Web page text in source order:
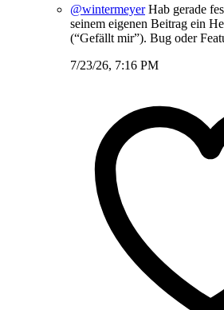
@wintermeyerHab gerade
seinem eigenen Beitrag ein
(“Gefällt mir”). Bug oder
7/23/26, 7:16 PM